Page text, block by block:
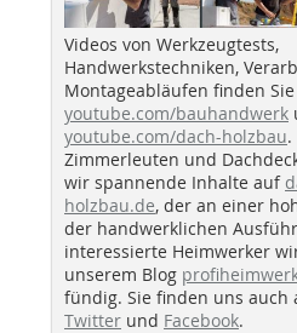
Videos von Werkzeugtests,
Handwerkstechniken,
Montageabläufen finden
youtube.com/bauhandwerk
youtube.com/dach-holzbau.
Zimmerleuten und
wir spannende Inhalte auf
holzbau.de, der an einer
der handwerklichen
interessierte Heimwerker
unserem Blog
fündig. Sie finden uns auch
Twitter und Facebook.